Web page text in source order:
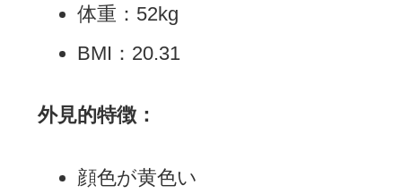
体重：52kg
BMI：20.31
外見的特徴：
顔色が黄色い